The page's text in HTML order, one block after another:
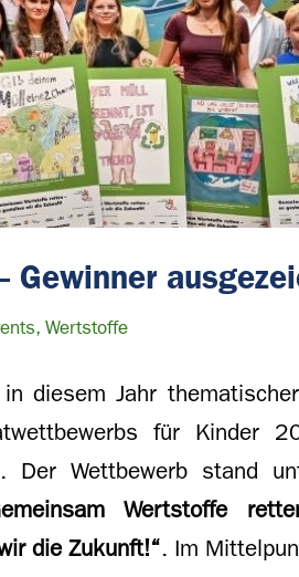
, Wertstoffe
diesem Jahr
für Kinder
Der Wettbewerb stand
Wertstoffe
die Zukunft!“. Im